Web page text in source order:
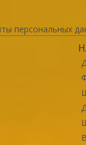
персональных